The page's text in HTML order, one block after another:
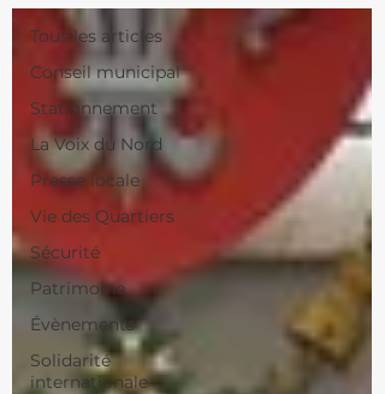
Tous les articles
Conseil municipal
Stationnement
La Voix du Nord
Presse locale
Vie des Quartiers
Sécurité
Patrimoine
Évènements
Solidarité
internationale